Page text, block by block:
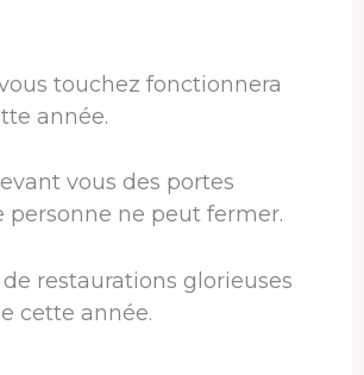
touchez fonctionnera
année.
vous des portes
personne ne peut fermer.
restaurations glorieuses
cette année.